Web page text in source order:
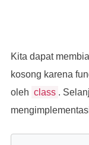
Kita dapat
kosong karena
oleh class .